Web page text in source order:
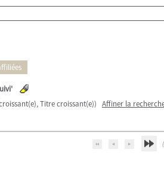
Titre croissant(e)) Affiner la